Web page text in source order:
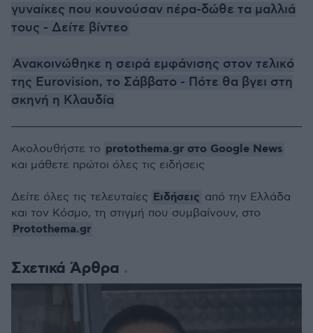
γυναίκες που κουνούσαν πέρα-δώθε τα μαλλιά
τους - Δείτε βίντεο
Ανακοινώθηκε η σειρά εμφάνισης στον τελικό
της Eurovision, το Σάββατο - Πότε θα βγει στη
σκηνή η Κλαυδία
Σχετικά Άρθρα
Ακολουθήστε το protothema.gr στο Google News
και μάθετε πρώτοι όλες τις ειδήσεις
Δείτε όλες τις τελευταίες Ειδήσεις από την Ελλάδα
και τον Κόσμο, τη στιγμή που συμβαίνουν, στο
Protothema.gr